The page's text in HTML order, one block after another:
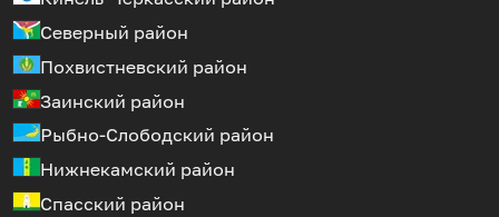
Северный район
Похвистневский район
Заинский район
Рыбно-Слободский район
Нижнекамский район
Спасский район